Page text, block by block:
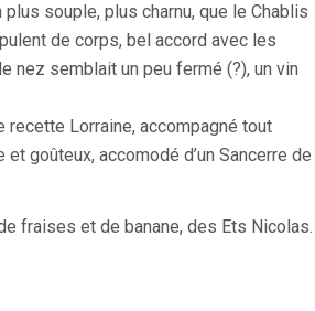
souple, plus charnu, que le Chablis
de corps, bel accord avec les
nez semblait un peu fermé (?), un vin
recette Lorraine, accompagné tout
goûteux, accomodé d’un Sancerre de
fraises et de banane, des Ets Nicolas.